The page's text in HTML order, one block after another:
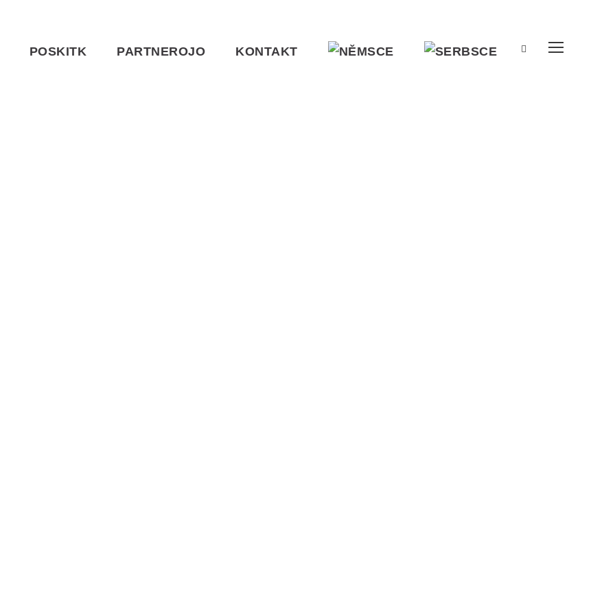
POSKITK PARTNEROJO KONTAKT